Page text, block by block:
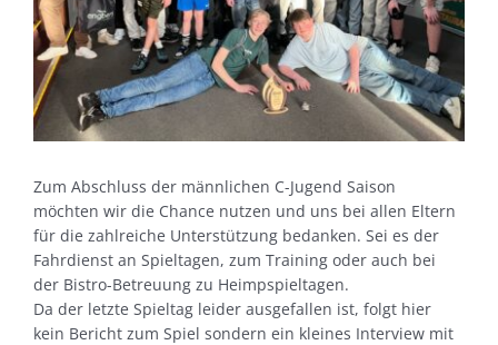
Zum Abschluss der männlichen C-Jugend Saison
möchten wir die Chance nutzen und uns bei allen Eltern
für die zahlreiche Unterstützung bedanken. Sei es der
Fahrdienst an Spieltagen, zum Training oder auch bei
der Bistro-Betreuung zu Heimpspieltagen.
Da der letzte Spieltag leider ausgefallen ist, folgt hier
kein Bericht zum Spiel sondern ein kleines Interview mit